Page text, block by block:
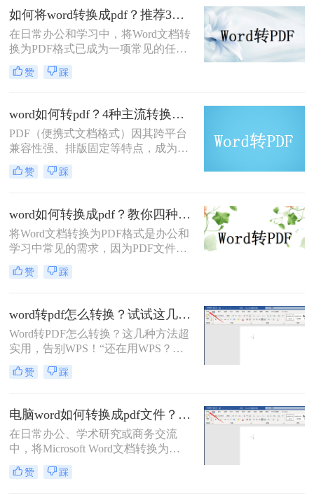
局，还方便分享、分发，并能有效防
止文档内容被篡改。那么word转换成
pdf怎么操作呢？下面将详细介绍几种
将Word转换成PDF的方法。
如何将word转换成pdf？推荐3种方法轻松转换！
在日常办公和学习中，将Word文档转
换为PDF格式已成为一项常见的任
务。PDF格式具有跨平台兼容性、格
式稳定性和安全性等优点，使得它在
著优势。那么如何将word转换成pdf
呢？本文将介绍三种将Word转换成
PDF的方法。
赞 踩
word如何转pdf？4种主流转换方法详解！
PDF（便携式文档格式）因其跨平台
兼容性强、排版固定等特点，成为文
档分享和打印的首选格式。那么word
如何转pdf呢？本文将详细介绍Word
转换任务。
赞 踩
word如何转换成pdf？教你四种常用方法！
将Word文档转换为PDF格式是办公和
学习中常见的需求，因为PDF文件具
有跨平台兼容性、良好的排版稳定性
和安全性。那么word如何转换成pdf
及其优缺点分析。
赞 踩
word转pdf怎么转换？试试这几种方法超实用！
Word转PDF怎么转换？这几种方法超
实用，告别WPS！“还在用WPS？这
些Word转PDF方法让你效率翻倍，安
全又精准！”作为一名从事电脑办公
场朋友问到一个问题：Word转PDF怎
么转换才能既高效又可靠？尤其是在
处理重要报告、合同或技术文档时，
大家总担心格式错乱、操作繁琐或数
据泄露。今天，小编就结合多年经
验，分享几种常用方法（排除
赞 踩
电脑word如何转换成pdf文件？揭秘4大高效方法，轻松搞定所有场景！
在日常办公、学术研究或商务交流
中，将Microsoft Word文档转换为
PDF（Portable Document Format，便
携式文档格式）已成为一项不可或缺
赞 踩